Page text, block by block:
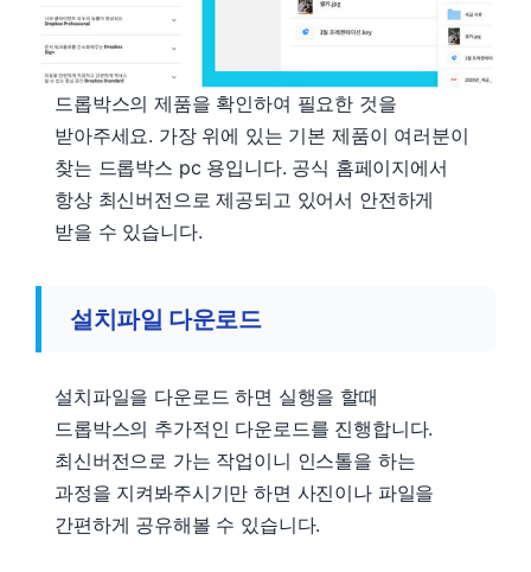
드롭박스의 제품을 확인하여 필요한 것을
받아주세요. 가장 위에 있는 기본 제품이 여러분이
찾는 드롭박스 pc 용입니다. 공식 홈페이지에서
항상 최신버전으로 제공되고 있어서 안전하게
받을 수 있습니다.
설치파일 다운로드
설치파일을 다운로드 하면 실행을 할때
드롭박스의 추가적인 다운로드를 진행합니다.
최신버전으로 가는 작업이니 인스톨을 하는
과정을 지켜봐주시기만 하면 사진이나 파일을
간편하게 공유해볼 수 있습니다.